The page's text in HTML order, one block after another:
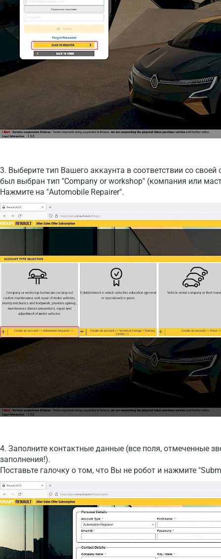
3. Выберите тип Вашего аккаунта в соответствии со
был выбран тип "Company or workshop" (компания или
Нажмите на "Automobile Repairer".
4. Заполните контактные данные (все поля, отмеченные
заполнения!).
Поставьте галочку о том, что Вы не робот и нажмите